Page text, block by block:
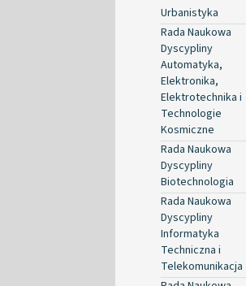
Urbanistyka
Rada Naukowa
Dyscypliny
Automatyka,
Elektronika,
Elektrotechnika i
Technologie
Kosmiczne
Rada Naukowa
Dyscypliny
Biotechnologia
Rada Naukowa
Dyscypliny
Informatyka
Techniczna i
Telekomunikacja